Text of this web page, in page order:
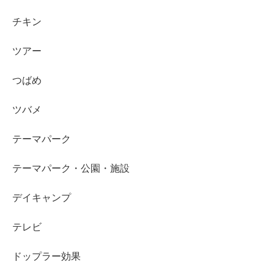
チキン
ツアー
つばめ
ツバメ
テーマパーク
テーマパーク・公園・施設
デイキャンプ
テレビ
ドップラー効果